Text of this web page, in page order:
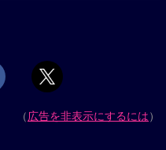
（広告を非表示にするには）